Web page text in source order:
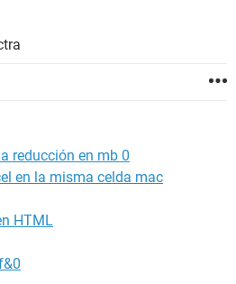
reducción en mb 0
en la misma celda mac
HTML